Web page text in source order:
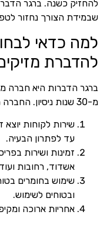
להחזיק כשנה. ברגר
שבמידת הצורך נחזור
למה כדאי
להדברת
ברגר הדברות היא חברה
מ-30 שנות ניסיון. החברה מציעה:
שירות לקוחות
עד לפתרון הבעיה.
זמינות ושירות
אשדוד, רחובות
שימוש בחומרים
ובטוחים לשימוש.
אחריות ארוכה ומקיפה – 10 חודשים לנמלים